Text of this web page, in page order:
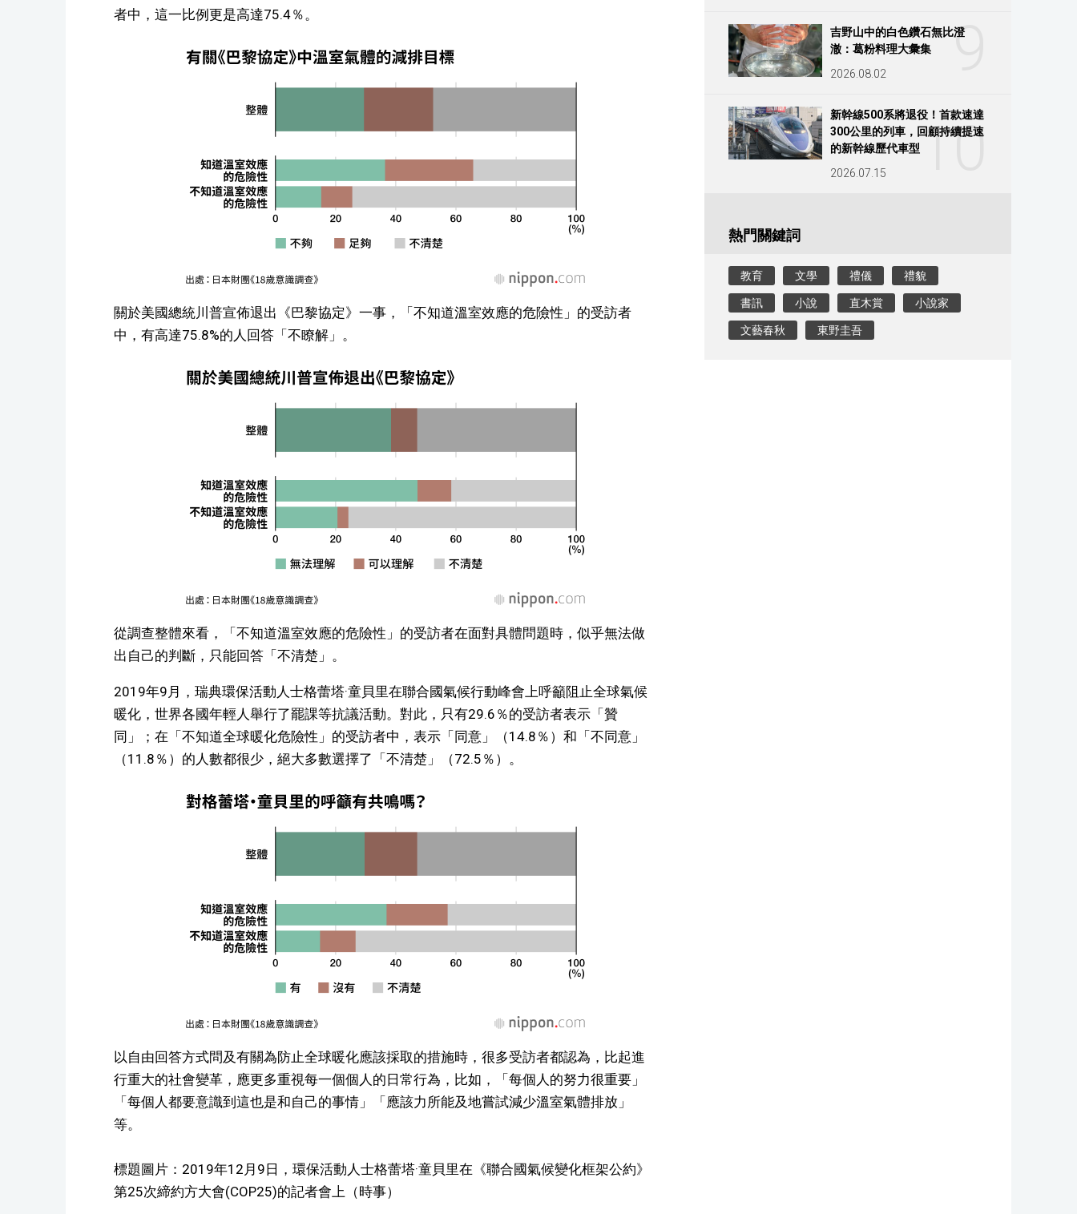
者中，這一比例更是高達75.4％。
關於美國總統川普宣佈退出《巴黎協定》一事，「不知道溫室效應的危險性」的受訪者
中，有高達75.8%的人回答「不瞭解」。
從調查整體來看，「不知道溫室效應的危險性」的受訪者在面對具體問題時，似乎無法做
出自己的判斷，只能回答「不清楚」。
2019年9月，瑞典環保活動人士格蕾塔·童貝里在聯合國氣候行動峰會上呼籲阻止全球氣候
暖化，世界各國年輕人舉行了罷課等抗議活動。對此，只有29.6％的受訪者表示「贊
同」；在「不知道全球暖化危險性」的受訪者中，表示「同意」（14.8％）和「不同意」
（11.8％）的人數都很少，絕大多數選擇了「不清楚」（72.5％）。
以自由回答方式問及有關為防止全球暖化應該採取的措施時，很多受訪者都認為，比起進
行重大的社會變革，應更多重視每一個個人的日常行為，比如，「每個人的努力很重要」
「每個人都要意識到這也是和自己的事情」「應該力所能及地嘗試減少溫室氣體排放」
等。
標題圖片：2019年12月9日，環保活動人士格蕾塔·童貝里在《聯合國氣候變化框架公約》
第25次締約方大會(COP25)的記者會上（時事）
9
吉野山中的白色鑽石無比澄
澈：葛粉料理大彙集
2026.08.02
10
新幹線500系將退役！首款速達
300公里的列車，回顧持續提速
的新幹線歷代車型
2026.07.15
熱門關鍵詞
教育 文學 禮儀 禮貌
書訊 小說 直木賞 小說家
文藝春秋 東野圭吾